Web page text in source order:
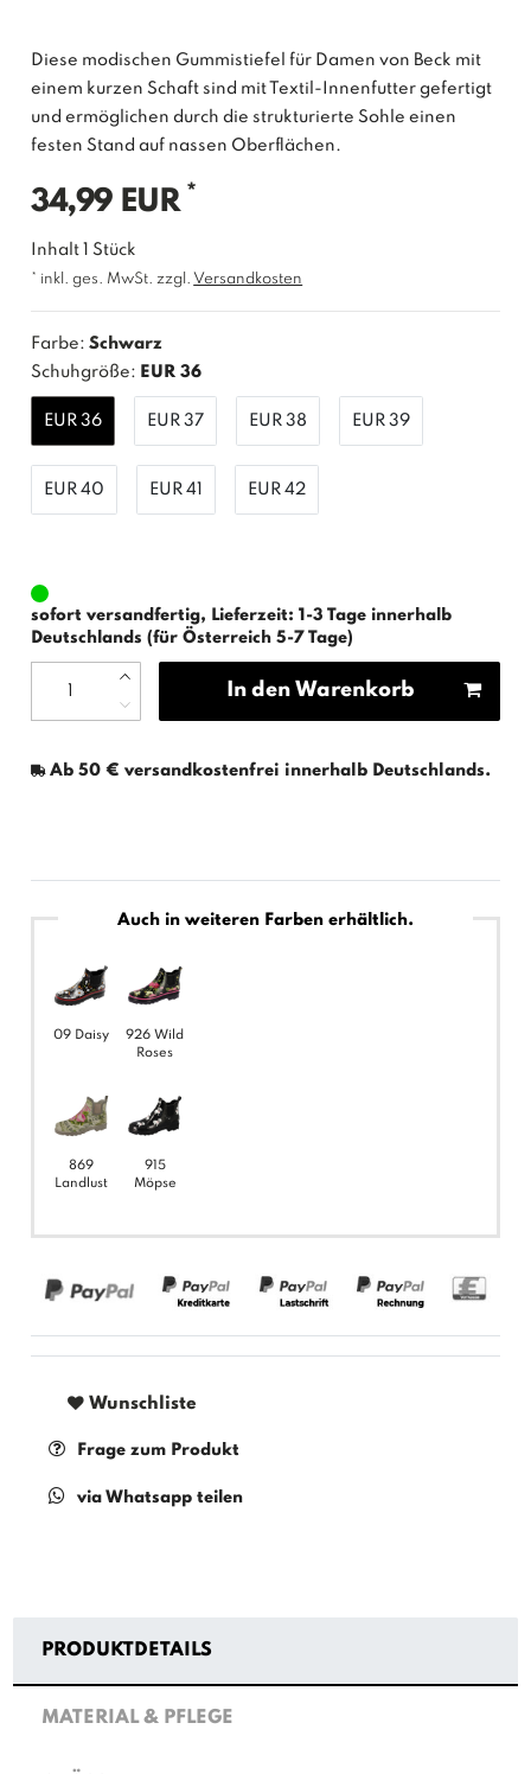
Diese modischen Gummistiefel für Damen von Beck mit
einem kurzen Schaft sind mit Textil-Innenfutter gefertigt
und ermöglichen durch die strukturierte Sohle einen
festen Stand auf nassen Oberflächen.
34,99 EUR *
Inhalt1Stück
* inkl. ges. MwSt. zzgl. Versandkosten
Farbe:Schwarz
Schuhgröße: EUR 36
EUR 36 EUR 37 EUR 38 EUR 39
EUR 40 EUR 41 EUR 42
sofort versandfertig, Lieferzeit: 1-3 Tage innerhalb
Deutschlands (für Österreich 5-7 Tage)
In den Warenkorb
Ab 50 € versandkostenfrei innerhalb Deutschlands.
Auch in weiteren Farben erhältlich.
09 Daisy
869
Landlust
926 Wild
Roses
915
Möpse
Wunschliste
Frage zum Produkt
via Whatsapp teilen
PRODUKTDETAILS
MATERIAL & PFLEGE